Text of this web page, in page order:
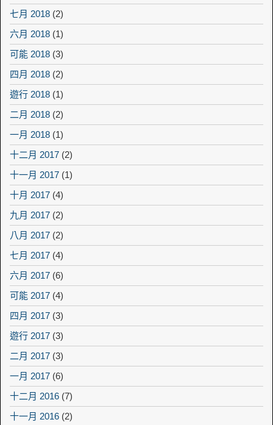
七月 2018 (2)
六月 2018 (1)
可能 2018 (3)
四月 2018 (2)
遊行 2018 (1)
二月 2018 (2)
一月 2018 (1)
十二月 2017 (2)
十一月 2017 (1)
十月 2017 (4)
九月 2017 (2)
八月 2017 (2)
七月 2017 (4)
六月 2017 (6)
可能 2017 (4)
四月 2017 (3)
遊行 2017 (3)
二月 2017 (3)
一月 2017 (6)
十二月 2016 (7)
十一月 2016 (2)